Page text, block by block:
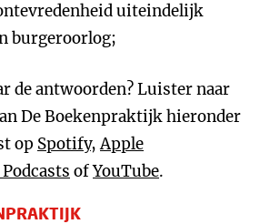
uiteindelijk
burgeroorlog;
de antwoorden? Luister naar
De Boekenpraktijk hieronder
op Spotify,Apple
ofYouTube.